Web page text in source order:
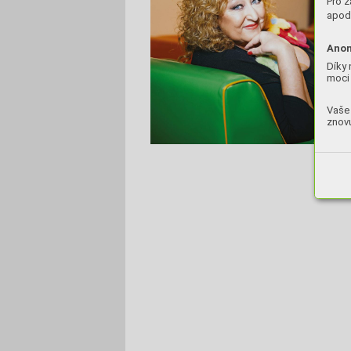
Díky
moci